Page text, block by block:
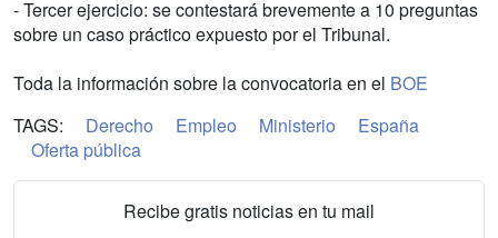
- Tercer ejercicio: se contestará brevemente a 10 preguntas
sobre un caso práctico expuesto por el Tribunal.
Toda la información sobre la convocatoria en el BOE
TAGS:
Derecho Empleo Ministerio
España
Oferta pública
Recibe gratis noticias en tu mail